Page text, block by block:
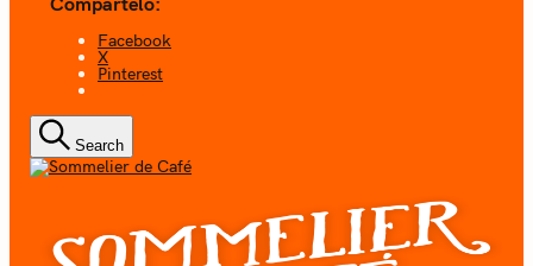
Facebook
X
Pinterest
Search